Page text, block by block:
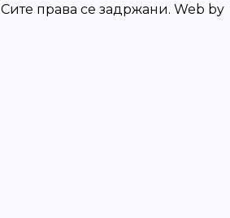
Сите права се задржани. Web by